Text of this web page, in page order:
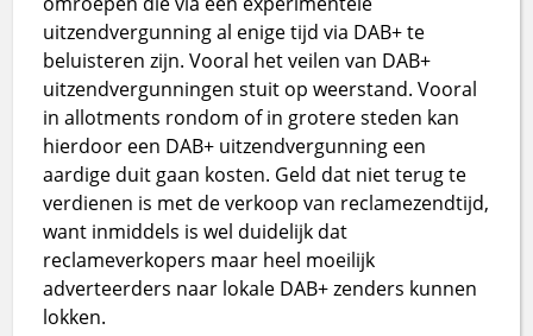
uitzendvergunning al enige tijd via DAB+ te
beluisteren zijn. Vooral het veilen van DAB+
uitzendvergunningen stuit op weerstand. Vooral
in allotments rondom of in grotere steden kan
hierdoor een DAB+ uitzendvergunning een
aardige duit gaan kosten. Geld dat niet terug te
verdienen is met de verkoop van reclamezendtijd,
want inmiddels is wel duidelijk dat
reclameverkopers maar heel moeilijk
adverteerders naar lokale DAB+ zenders kunnen
lokken.